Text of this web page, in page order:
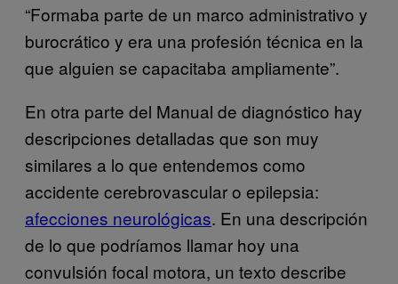
“Formaba parte de un marco administrativo y
burocrático y era una profesión técnica en la
que alguien se capacitaba ampliamente”.
En otra parte del Manual de diagnóstico hay
descripciones detalladas que son muy
similares a lo que entendemos como
accidente cerebrovascular o epilepsia:
afecciones neurológicas. En una descripción
de lo que podríamos llamar hoy una
convulsión focal motora, un texto describe